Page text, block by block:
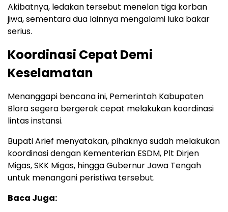
Akibatnya, ledakan tersebut menelan tiga korban
jiwa, sementara dua lainnya mengalami luka bakar
serius.
Koordinasi Cepat Demi
Keselamatan
Menanggapi bencana ini, Pemerintah Kabupaten
Blora segera bergerak cepat melakukan koordinasi
lintas instansi.
Bupati Arief menyatakan, pihaknya sudah melakukan
koordinasi dengan Kementerian ESDM, Plt Dirjen
Migas, SKK Migas, hingga Gubernur Jawa Tengah
untuk menangani peristiwa tersebut.
Baca Juga: